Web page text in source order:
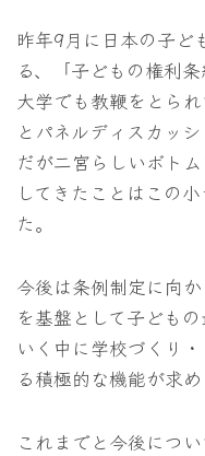
昨年9月に日本の子ど
る、「子どもの権利
大学でも教鞭をとら
とパネルディスカッ
だが二宮らしいボト
してきたことはこの
た。
今後は条例制定に向
を基盤として子ども
いく中に学校づくり
る積極的な機能が求め
これまでと今後につ